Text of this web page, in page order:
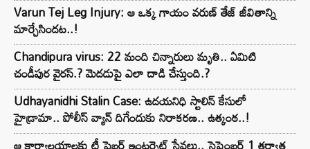
Varun Tej Leg Injury: ఆ ఒక్క గాయం వరుణ్ తేజ్ జీవితాన్ని
మార్చేసిందట..!
Chandipura virus: 22 మంది చిన్నారులు మృతి.. ఏమిటి
చండీపుర వైరస్.? మెదడుపై ఎలా దాడి చేస్తుంది.?
Udhayanidhi Stalin Case: ఉదయనిధి స్టాలిన్ కేసులో
హైడ్రామా.. పోలీస్ వ్యాన్ దిగేందుకు నిరాకరణ.. ఉత్కంఠ..!